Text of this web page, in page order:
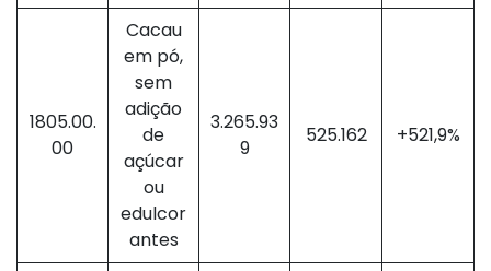
1805.00.
00
Cacau
em pó,
sem
adição
de
açúcar
ou
edulcor
antes
3.265.93
9
525.162 +521,9%